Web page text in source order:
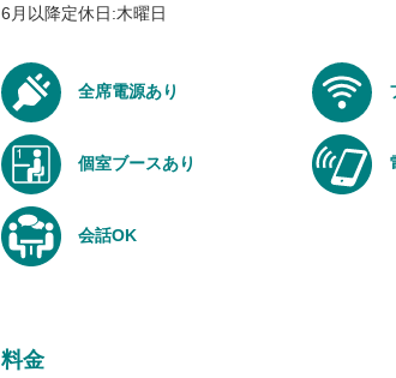
6月以降定休日:木曜日
全席電源あり
個室ブースあり
会話OK
料金